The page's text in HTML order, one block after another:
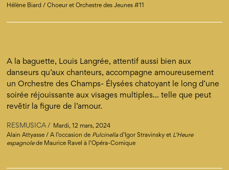
Hélène Biard / Choeur et Orchestre des Jeunes #11
A la baguette, Louis Langrée, attentif aussi bien aux
danseurs qu’aux chanteurs, accompagne amoureusement
un Orchestre des Champs- Élysées chatoyant le long d’une
soirée réjouissante aux visages multiples... telle que peut
revêtir la figure de l’amour.
RESMUSICA
Mardi, 12 mars, 2024
Alain Attyasse / A l’occasion de Pulcinellad’Igor Stravinsky et L’Heure
espagnolede Maurice Ravel à l’Opéra-Comique